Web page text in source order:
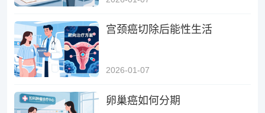
宫颈癌切除后能性生活
2026-01-07
卵巢癌如何分期